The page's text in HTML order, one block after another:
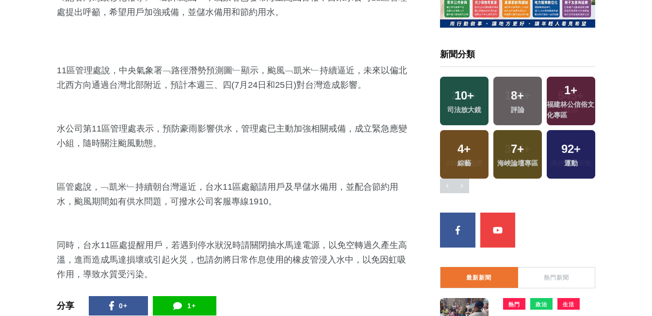
處提出呼籲，希望用戶加強戒備，並儲水備用和節約用水。
11區管理處說，中央氣象署﹁路徑潛勢預測圖﹂顯示，颱風﹁凱米﹂持續逼近，未來以偏北
北西方向通過台灣北部附近，預計本週三、四(7月24日和25日)對台灣造成影響。
水公司第11區管理處表示，預防豪雨影響供水，管理處已主動加強相關戒備，成立緊急應變
小組，隨時關注颱風動態。
區管處說，﹁凱米﹂持續朝台灣逼近，台水11區處籲請用戶及早儲水備用，並配合節約用
水，颱風期間如有供水問題，可撥水公司客服專線1910。
同時，台水11區處提醒用戶，若遇到停水狀況時請關閉抽水馬達電源，以免空轉過久產生高
溫，進而造成馬達損壞或引起火災，也請勿將日常作息使用的橡皮管浸入水中，以免因虹吸
作用，導致水質受污染。
分享 0+ 1+
新聞分類
+
+ 7+
10+
司法放大鏡
8+
評論
1+
福建林公信俗文
化專區
4+
綜藝
7+
海峽論壇專區
92+
運動
最新新聞 熱門新聞
熱門 政治 生活